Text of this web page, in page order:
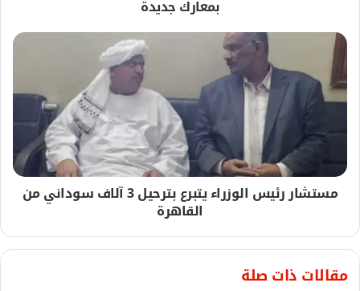
بمعارك جديدة
مستشار رئيس الوزراء يتبرع بترحيل 3 آلاف سوداني من
القاهرة
مقالات ذات صلة